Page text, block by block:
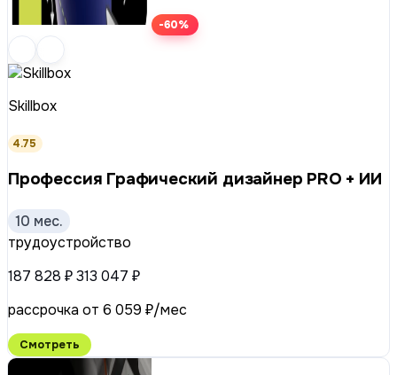
-60%
Skillbox
4.75
Профессия Графический дизайнер PRO + ИИ
10 мес.
трудоустройство
187 828 ₽313 047 ₽
рассрочка от 6 059 ₽/мес
Смотреть